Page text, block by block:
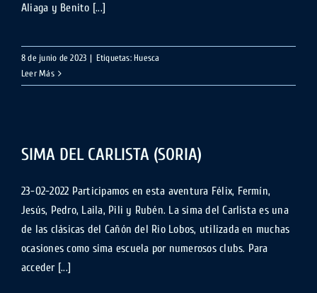
Aliaga y Benito [...]
8 de junio de 2023 | Etiquetas: Huesca
Leer Más
SIMA DEL CARLISTA (SORIA)
23-02-2022 Participamos en esta aventura Félix, Fermín,
Jesús, Pedro, Laila, Pili y Rubén. La sima del Carlista es una
de las clásicas del Cañón del Rio Lobos, utilizada en muchas
ocasiones como sima escuela por numerosos clubs. Para
acceder [...]